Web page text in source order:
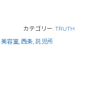
カテゴリー: TRUTH
美容室, 西条, 託児所